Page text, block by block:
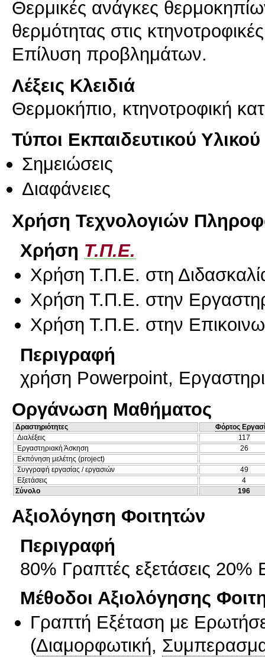
Θερμικές ανάγκες
θερμότητας στις
Επίλυση προβλημάτων.
Λέξεις Κλειδιά
Θερμοκήπιο, κτηνοτροφική
Τύποι Εκπαιδευτικού Υλικού
Σημειώσεις
Διαφάνειες
Χρήση Τεχνολογιών
Χρήση Τ.Π.Ε.
Χρήση Τ.Π.Ε. στη
Χρήση Τ.Π.Ε. στην
Χρήση Τ.Π.Ε. στην
Περιγραφή
χρήση Powerpoint,
Οργάνωση Μαθήματος
Δραστηριότητες
Φόρτος
Διαλέξεις
117
Εργαστηριακή Άσκηση
26
Εκπόνηση μελέτης (project)
Συγγραφή εργασίας / εργασιών
49
Εξετάσεις
4
Σύνολο
196
Αξιολόγηση Φοιτητών
Περιγραφή
80% Γραπτές εξετάσεις
Μέθοδοι Αξιολόγησης
Γραπτή Εξέταση με
(Διαμορφωτική,